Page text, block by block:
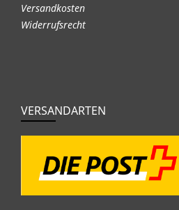
Versandkosten
Widerrufsrecht
VERSANDARTEN